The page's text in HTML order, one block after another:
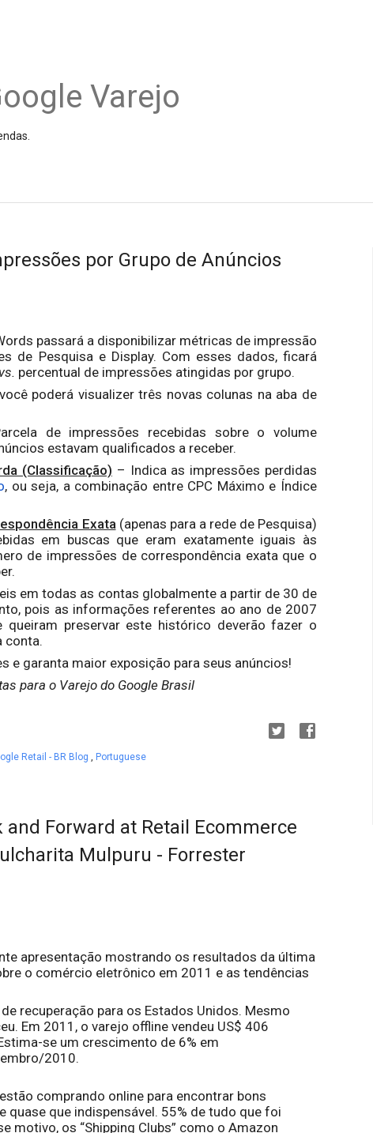
Varejo
por Grupo de Anúncios
passará a disponibilizar métricas de impressão
de Pesquisa e Display. Com esses dados, ficará
vs. percentual de impressões atingidas por grupo.
poderá visualizer três novas colunas na aba de
de impressões recebidas sobre o volume
estavam qualificados a receber.
(Classificação) – Indica as impressões perdidas
, ou seja, a combinação entre CPC Máximo e Índice
Exata(apenas para a rede de Pesquisa)
em buscas que eram exatamente iguais às
de impressões de correspondência exata que o
em todas as contas globalmente a partir de 30 de
pois as informações referentes ao ano de 2007
queiram preservar este histórico deverão fazer o
conta.
e garanta maior exposição para seus anúncios!
para o Varejo do Google Brasil
Retail - BR Blog , Portuguese
and Forward at Retail Ecommerce
Mulpuru - Forrester
apresentação mostrando os resultados da última
o comércio eletrônico em 2011 e as tendências
recuperação para os Estados Unidos. Mesmo
Em 2011, o varejo offline vendeu US$ 406
se um crescimento de 6% em
2010.
comprando online para encontrar bons
que indispensável. 55% de tudo que foi
motivo, os “Shipping Clubs” como o Amazon